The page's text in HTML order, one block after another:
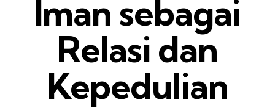
Iman sebagai
Relasi dan
Kepedulian